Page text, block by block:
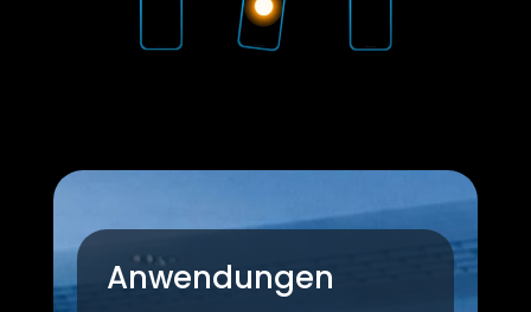
Anwendungen